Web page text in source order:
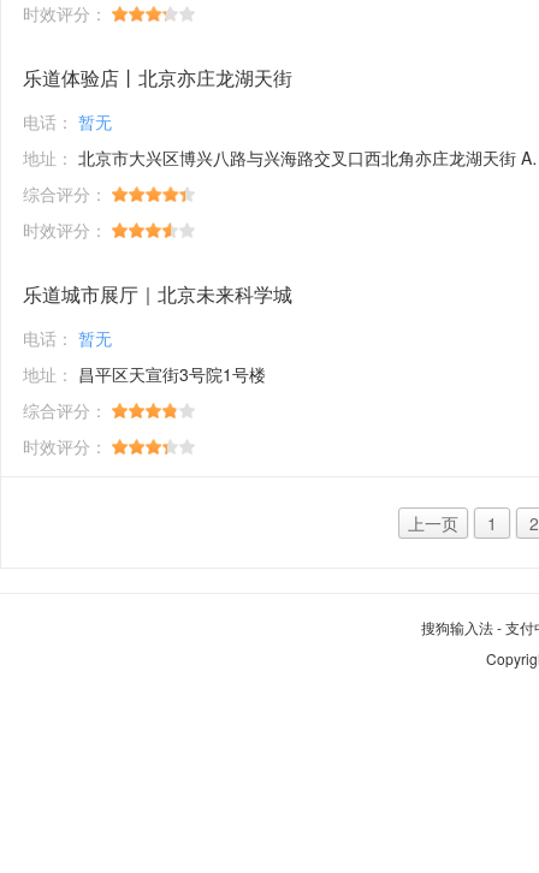
时效评分：
乐道体验店丨北京亦庄龙湖天街
电话： 暂无
地址： 北京市大兴区博兴八路与兴海路交叉口西北角亦庄龙湖天街 A馆-1F-40
综合评分：
时效评分：
乐道城市展厅｜北京未来科学城
电话： 暂无
地址： 昌平区天宣街3号院1号楼
综合评分：
时效评分：
上一页 1 2
搜狗输入法-支付